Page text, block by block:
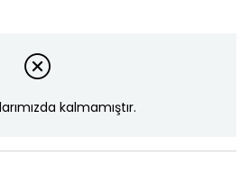
kalmamıştır.